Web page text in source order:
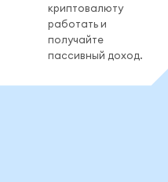
криптовалюту
работать и
получайте
пассивный доход.